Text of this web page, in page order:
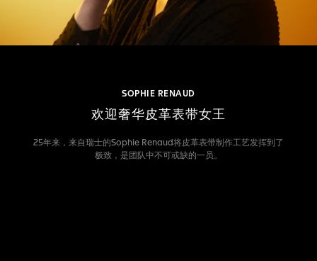
SOPHIE RENAUD
欢迎奢华皮革表带女王
25年来，来自瑞士的Sophie Renaud将皮革表带制作工艺发挥到了
极致，是团队中不可或缺的一员。